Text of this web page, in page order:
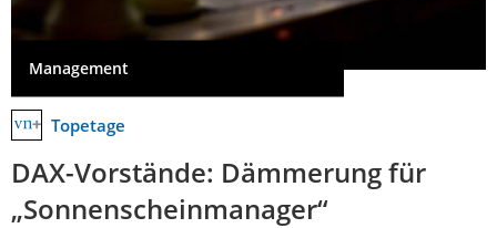
Management
Topetage
DAX-Vorstände: Dämmerung für
„Sonnenscheinmanager“